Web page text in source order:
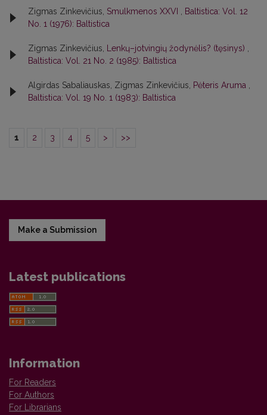
Zigmas Zinkevičius, Smulkmenos XXVI
Baltistica: Vol. 12
No. 1 (1976): Baltistica
Zigmas Zinkevičius, Lenkų–jotvingių žodynėlis? (tęsinys)
Baltistica: Vol. 21 No. 2 (1985): Baltistica
Algirdas Sabaliauskas, Zigmas Zinkevičius, Pėteris Aruma
Baltistica: Vol. 19 No. 1 (1983): Baltistica
1 2 3 4 5 > >>
Make a Submission
Latest publications
Information
For Readers
For Authors
For Librarians